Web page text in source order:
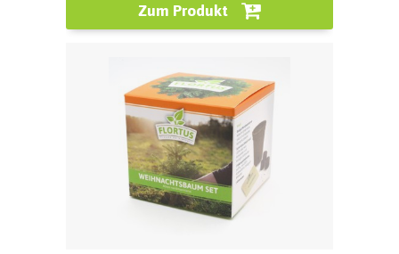
Zum Produkt